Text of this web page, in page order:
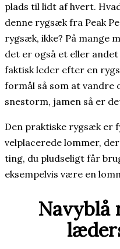
plads til lidt af hvert.
denne rygsæk fra Peak
rygsæk, ikke? På mange
det er også et eller
faktisk leder efter en
formål så som at vandre
snestorm, jamen så er
Den praktiske rygsæk er
velplacerede lommer,
ting, du pludseligt får
eksempelvis være en
Navyblå